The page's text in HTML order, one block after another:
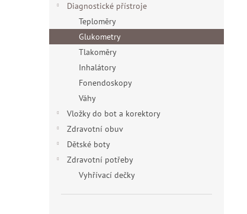
Diagnostické přístroje
Teploměry
Glukometry
Tlakoměry
Inhalátory
Fonendoskopy
Váhy
Vložky do bot a korektory
Zdravotní obuv
Dětské boty
Zdravotní potřeby
Vyhřívací dečky